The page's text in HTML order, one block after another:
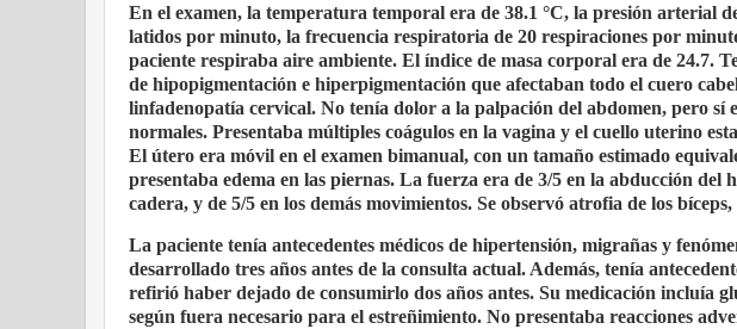
En el examen, la temperatura temporal era de 38.1 °C, la presión arterial
latidos por minuto, la frecuencia respiratoria de 20 respiraciones por
paciente respiraba aire ambiente. El índice de masa corporal era de 24.7.
de hipopigmentación e hiperpigmentación que afectaban todo el cuero
linfadenopatía cervical. No tenía dolor a la palpación del abdomen, pero sí
normales. Presentaba múltiples coágulos en la vagina y el cuello uterino
El útero era móvil en el examen bimanual, con un tamaño estimado
presentaba edema en las piernas. La fuerza era de 3/5 en la abducción del
cadera, y de 5/5 en los demás movimientos. Se observó atrofia de los
La paciente tenía antecedentes médicos de hipertensión, migrañas y
desarrollado tres años antes de la consulta actual. Además, tenía
refirió haber dejado de consumirlo dos años antes. Su medicación incluía
según fuera necesario para el estreñimiento. No presentaba reacciones